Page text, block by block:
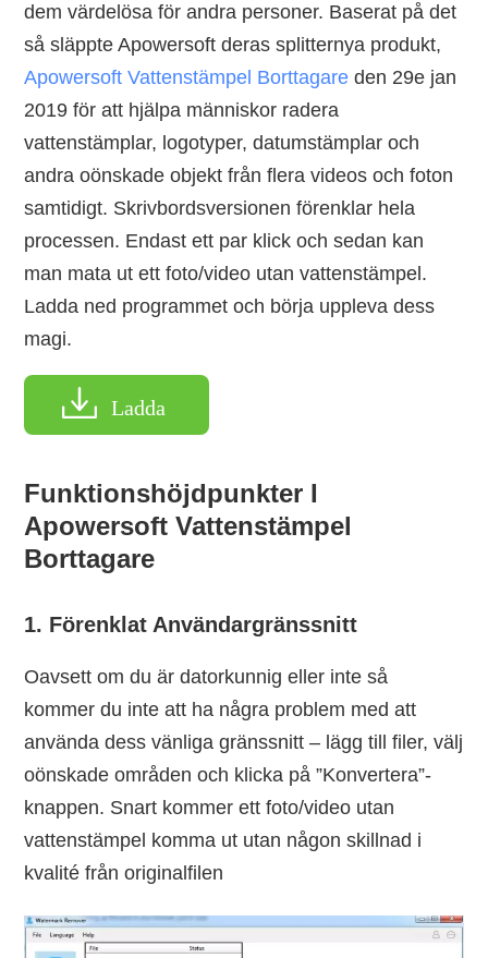
dem värdelösa för andra personer. Baserat på det
så släppte Apowersoft deras splitternya produkt,
Apowersoft Vattenstämpel Borttagare den 29e jan
2019 för att hjälpa människor radera
vattenstämplar, logotyper, datumstämplar och
andra oönskade objekt från flera videos och foton
samtidigt. Skrivbordsversionen förenklar hela
processen. Endast ett par klick och sedan kan
man mata ut ett foto/video utan vattenstämpel.
Ladda ned programmet och börja uppleva dess
magi.
Ladda
Funktionshöjdpunkter I
Apowersoft Vattenstämpel
Borttagare
1. Förenklat Användargränssnitt
Oavsett om du är datorkunnig eller inte så
kommer du inte att ha några problem med att
använda dess vänliga gränssnitt – lägg till filer, välj
oönskade områden och klicka på ”Konvertera”-
knappen. Snart kommer ett foto/video utan
vattenstämpel komma ut utan någon skillnad i
kvalité från originalfilen